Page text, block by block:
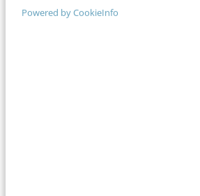
Powered by CookieInfo
steeds vaker onder vuur ligt. Of